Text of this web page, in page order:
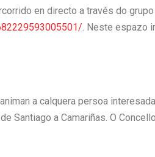
en directo a través do
. Neste espazo
a calquera persoa
Santiago a Camariñas. O